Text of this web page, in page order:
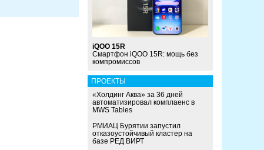
iQOO 15R
Смартфон iQOO 15R: мощь без
компромиссов
ПРОЕКТЫ
«Холдинг Аква» за 36 дней
автоматизировал комплаенс в
MWS Tables
РМИАЦ Бурятии запустил
отказоустойчивый кластер на
базе РЕД ВИРТ